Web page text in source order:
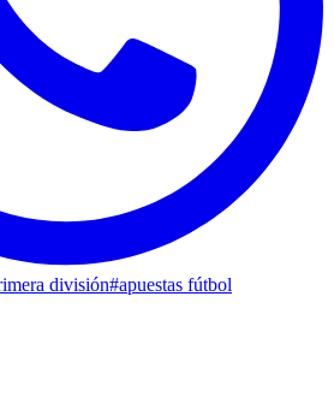
división#apuestas fútbol